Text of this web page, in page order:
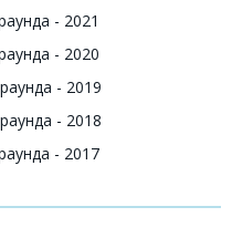
- 2021
- 2020
- 2019
- 2018
- 2017